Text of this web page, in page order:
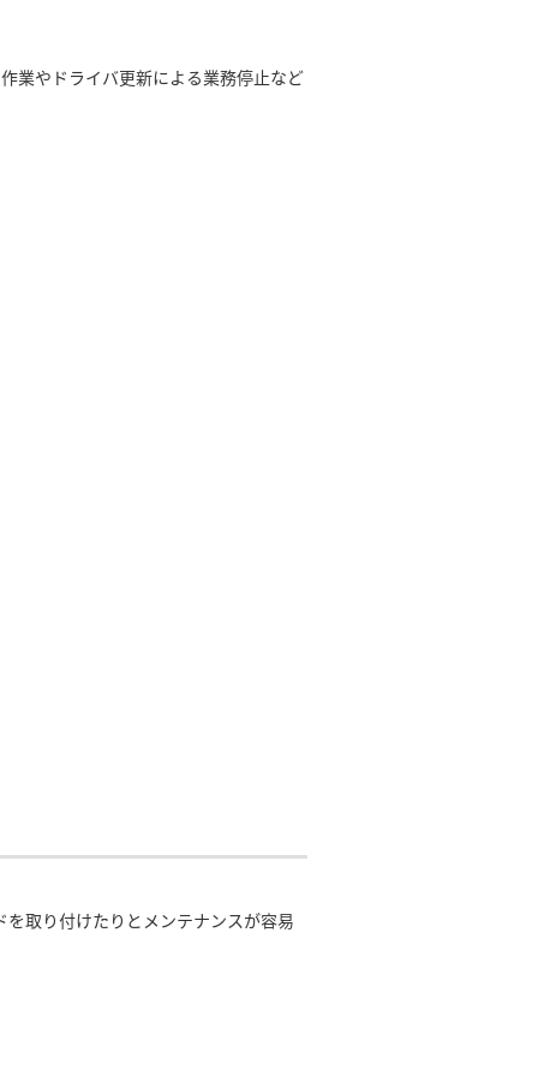
業やドライバ更新による業務停止など
取り付けたりとメンテナンスが容易